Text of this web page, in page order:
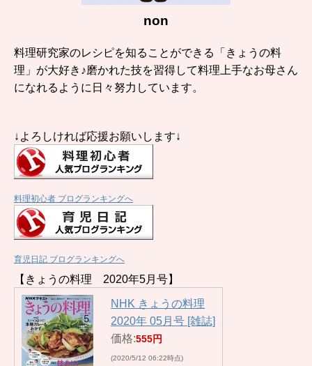
non
料理研究家のレシピを知ることができる「きょうの料
理」が大好き♪磨かれた技を習得して料理上手なお母さん
になれるように日々努力しています。
↓よろしければ応援お願いします↓
料理初心者 ブログランキングへ
育児日記 ブログランキングへ
【きょうの料理 2020年5月号】
NHK きょうの料理
2020年 05月号 [雑誌]
価格:555円
(2020/5/12 06:22時点)